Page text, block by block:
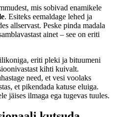
mis sobivad enamikele
. Esiteks eemaldage lehed ja
allservast. Peske pinda madala
ainet – see on eriti
eriti pleki ja bituumeni
kihti kuivalt.
need, et vesi voolaks
et pikendada katuse eluiga.
jäises ilmaga ega tugevas tuules.